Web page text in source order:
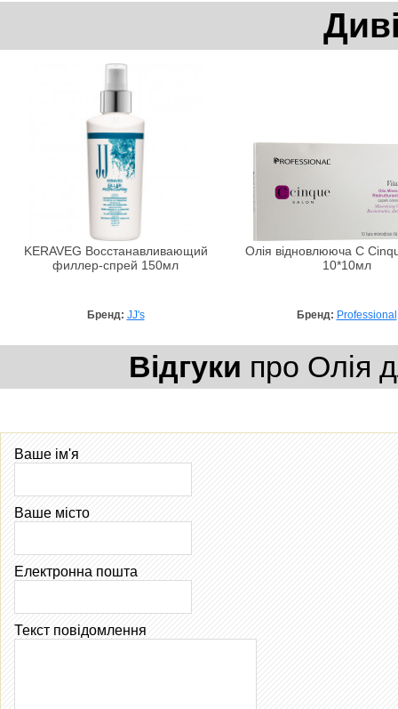
KERAVEG Восстанавливающий
филлер-спрей 150мл
Бренд: JJ's
Олія відновлююча C
10*10мл
Бренд: Professional
Відгуки про Олія
Ваше ім'я
Ваше місто
Електронна пошта
Текст повідомлення